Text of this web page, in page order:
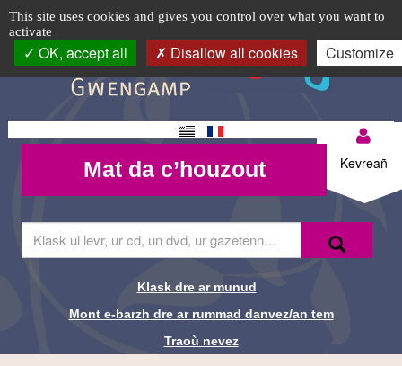
Cookie management panel
This site uses cookies and gives you control over what you want to
activate
OK, accept all Disallow all cookies Customize
TPL_C3RB_RGAA_EVITEMENT_MENU
TPL_C3RB_RGAA_EVITEMENT_CONTENT
TPL_C3RB_RGAA_EVITEMENT_LOGIN
Conférence
"Biodiversité
marine
quand
le
vivant
nous
Nadia
Logo
top-
BR
Changement
de langue
Mon
compte-
Kevreañ
Mat da
c’houzout
Mat da c’houzout
Recherche-
Br
al
Liens de
Klask dre ar munud
Mont e-barzh dre ar rummad danvez/an tem
Traoù nevez